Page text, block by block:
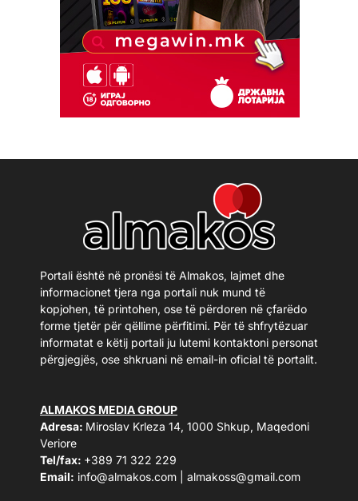
Portali është në pronësi të Almakos, lajmet dhe
informacionet tjera nga portali nuk mund të
kopjohen, të printohen, ose të përdoren në çfarëdo
forme tjetër për qëllime përfitimi. Për të shfrytëzuar
informatat e këtij portali ju lutemi kontaktoni personat
përgjegjës, ose shkruani në email-in oficial të portalit.
ALMAKOS MEDIA GROUP
Adresa: Miroslav Krleza 14, 1000 Shkup, Maqedoni
Veriore
Tel/fax: +389 71 322 229
Email: info@almakos.com almakoss@gmail.com